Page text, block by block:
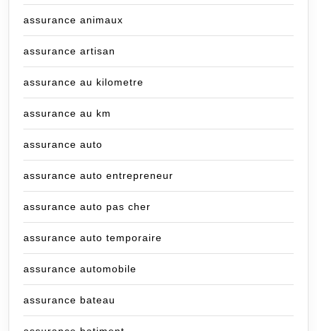
assurance animaux
assurance artisan
assurance au kilometre
assurance au km
assurance auto
assurance auto entrepreneur
assurance auto pas cher
assurance auto temporaire
assurance automobile
assurance bateau